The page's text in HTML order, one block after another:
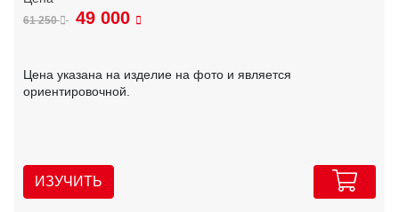
61 250 49 000
Цена указана на изделие на фото и является
ориентировочной.
ИЗУЧИТЬ